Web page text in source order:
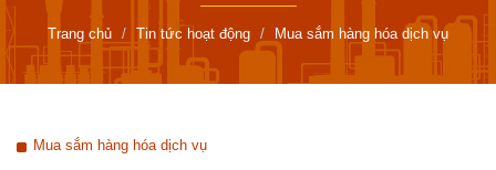
Trang chủ Tin tức hoạt động Mua sắm hàng hóa dịch vụ
Mua sắm hàng hóa dịch vụ